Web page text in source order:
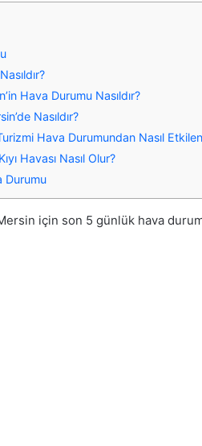
Hava Durumu Nasıldır?
Nasıldır?
Hava Durumundan Nasıl
Havası Nasıl Olur?
Durumu
için son 5 günlük hava